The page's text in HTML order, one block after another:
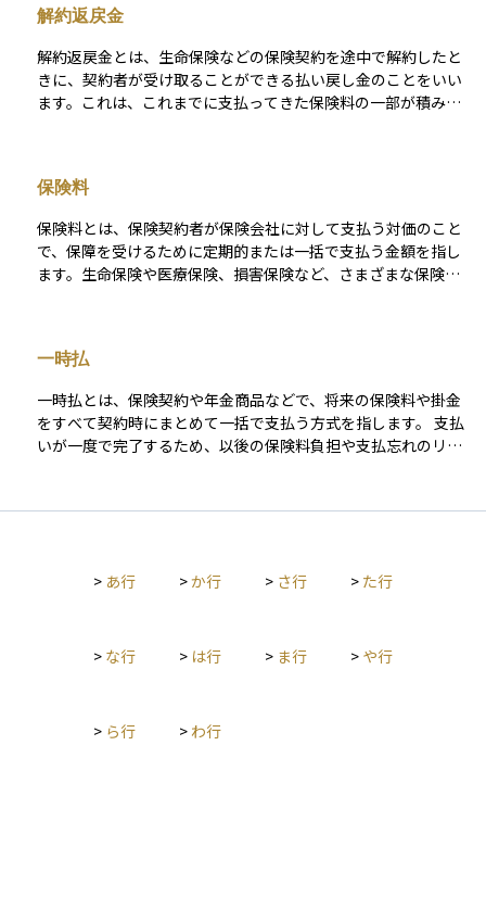
つという特徴があります。特に学資保険や養老保険などでよく
使われる仕組みです。
解約返戻金
解約返戻金とは、生命保険などの保険契約を途中で解約したと
きに、契約者が受け取ることができる払い戻し金のことをいい
ます。これは、これまでに支払ってきた保険料の一部が積み立
こともあるため、注意が必要です。一方で、長期間契約を続け
た場合には、返戻金が支払った保険料を上回ることもあり、貯
蓄性のある保険商品として活用されることもあります。資産運
用やライフプランを考えるうえで、保険の解約によって現金化
できる金額がいくらになるかを把握しておくことはとても大切
保険料
保険料とは、保険契約者が保険会社に対して支払う対価のこと
で、保障を受けるために定期的または一括で支払う金額を指し
ます。生命保険や医療保険、損害保険など、さまざまな保険商
た、主契約に加えて特約（オプション）を付加することで、保
険料が増えることもあります。保険料は、契約を維持し続ける
ために必要な支出であり、未納が続くと保障が失効する場合も
あるため、支払計画を立てることが大切です。資産運用の観点
からも、保険料の支払いが家計に与える影響や、保障と費用の
一時払
一時払とは、保険契約や年金商品などで、将来の保険料や掛金
をすべて契約時にまとめて一括で支払う方式を指します。 支払
いが一度で完了するため、以後の保険料負担や支払忘れのリス
なくなる場合もありますが、契約時に多額の資金を準備する必
> あ行 >か行 > さ行 > た行
> な行 > は行 > ま行 > や行
> ら行 > わ行